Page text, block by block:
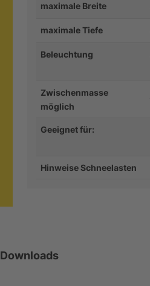
maximale Breite
maximale Tiefe
Beleuchtung
Zwischenmasse
möglich
Geeignet für:
Hinweise Schneelasten
Downloads